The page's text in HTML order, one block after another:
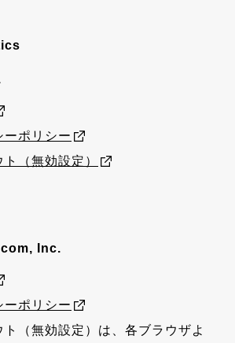
ーポリシー
（無効設定）
Inc.
ーポリシー
ト（無効設定）は、各ブラウザよ